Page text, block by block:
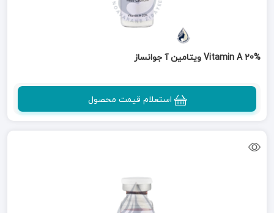
Vitamin A 20% ویتامین آ جوانساز
استعلام قیمت محصول